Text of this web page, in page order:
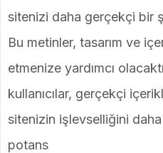
sitenizi daha gerçekçi bir
Bu metinler, tasarım ve
etmenize yardımcı
kullanıcılar, gerçekçi
sitenizin işlevselliğini
potans